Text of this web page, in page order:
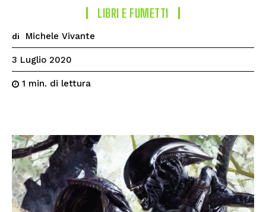
LIBRI E FUMETTI
di Michele Vivante
3 Luglio 2020
1 min. di lettura